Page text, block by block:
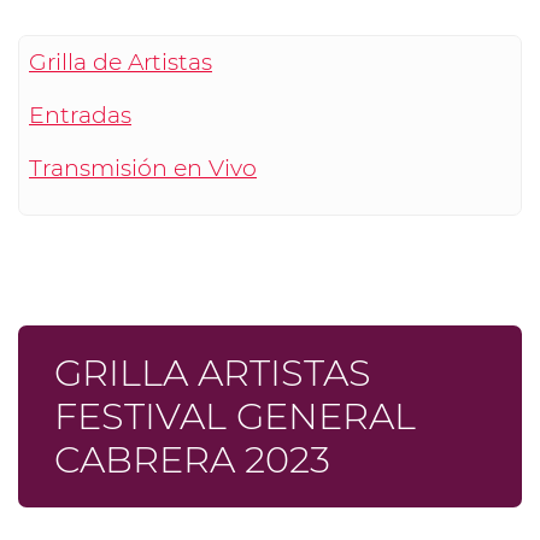
Grilla de Artistas
Entradas
Transmisión en Vivo
GRILLA ARTISTAS
FESTIVAL GENERAL
CABRERA 2023